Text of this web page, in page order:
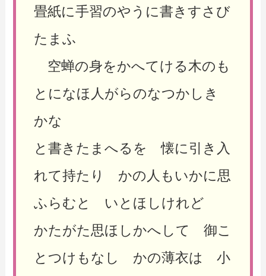
畳紙に手習のやうに書きすさび
たまふ
空蝉の身をかへてける木のも
とになほ人がらのなつかしき
かな
と書きたまへるを 懐に引き入
れて持たり かの人もいかに思
ふらむと いとほしけれど
かたがた思ほしかへして 御こ
とつけもなし かの薄衣は 小